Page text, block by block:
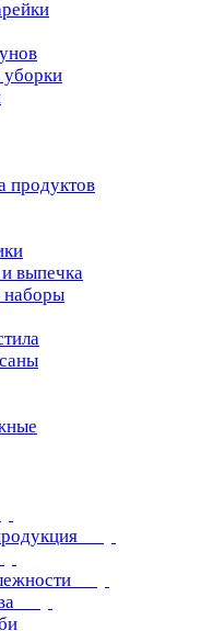
продуктов
выпечка
наборы